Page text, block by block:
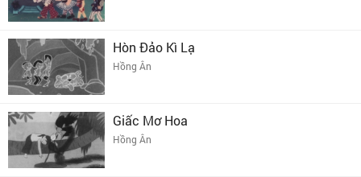
Hòn Đảo Kì Lạ
Hồng Ân
Giấc Mơ Hoa
Hồng Ân